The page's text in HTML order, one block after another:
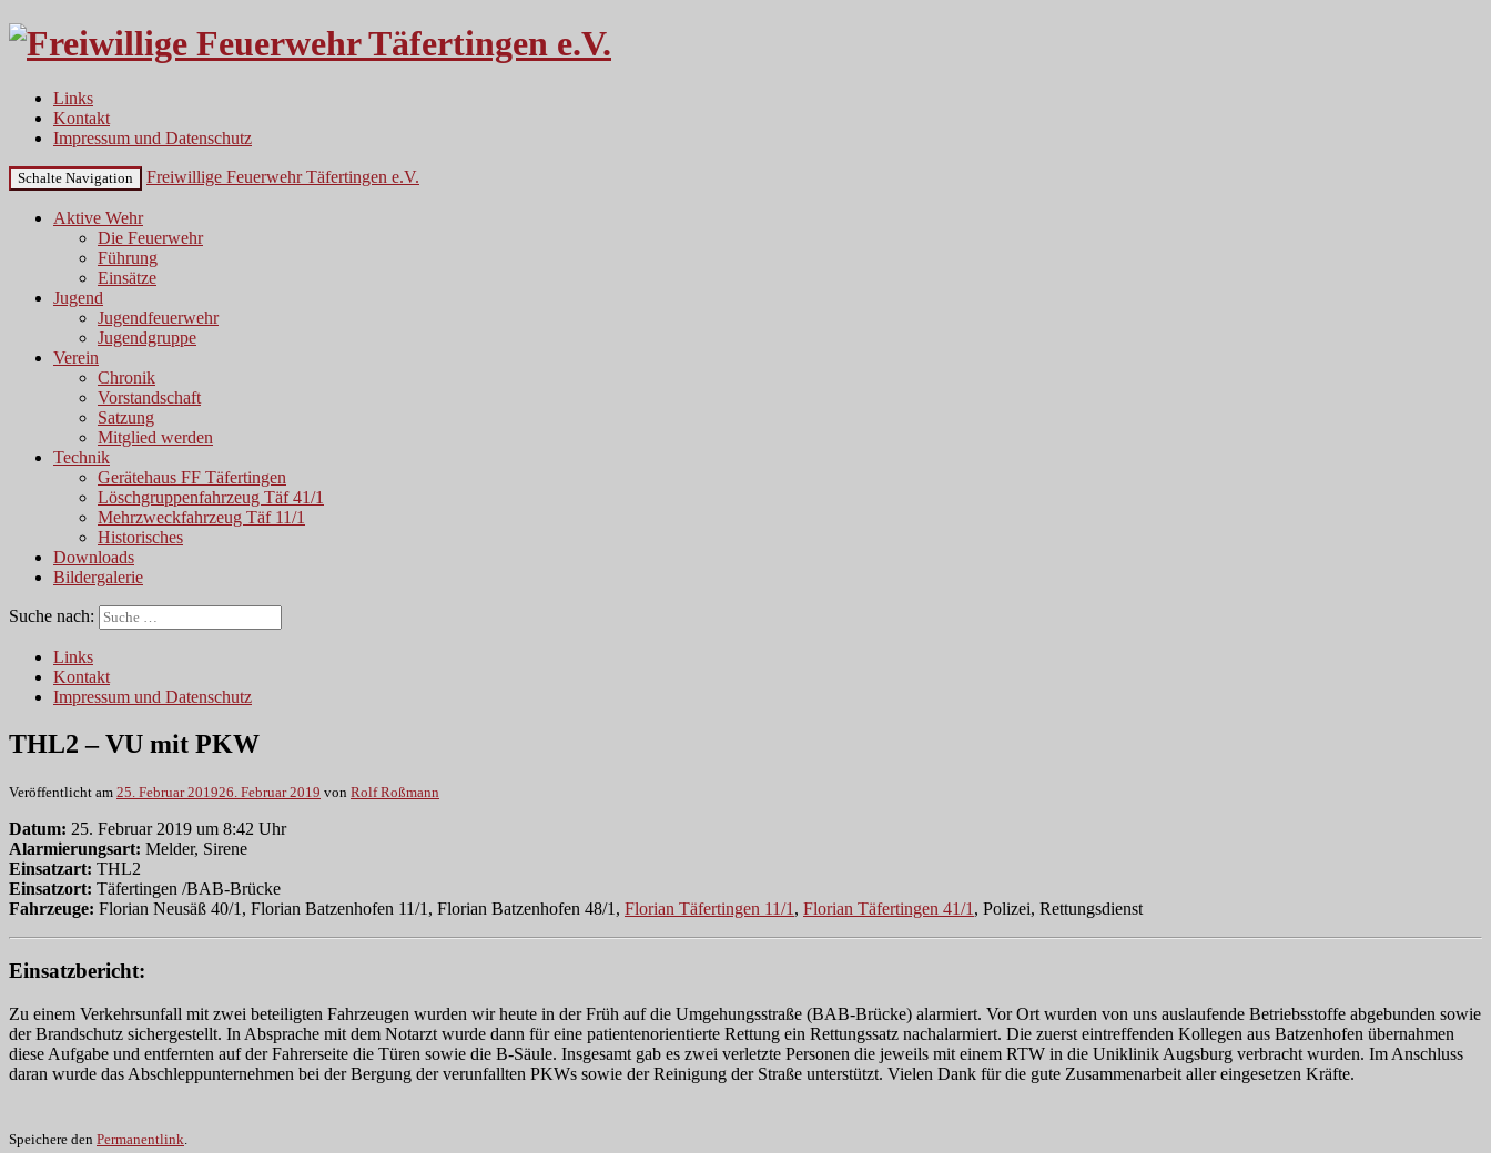
Links
Kontakt
Impressum und Datenschutz
Schalte Navigation Freiwillige Feuerwehr Täfertingen e.V.
Aktive Wehr
Die Feuerwehr
Führung
Einsätze
Jugend
Jugendfeuerwehr
Jugendgruppe
Verein
Chronik
Vorstandschaft
Satzung
Mitglied werden
Technik
Gerätehaus FF Täfertingen
Löschgruppenfahrzeug Täf 41/1
Mehrzweckfahrzeug Täf 11/1
Historisches
Downloads
Bildergalerie
Suche nach:
Links
Kontakt
Impressum und Datenschutz
THL2 – VU mit PKW
Veröffentlicht am 25. Februar 201926. Februar 2019 von Rolf Roßmann
Datum: 25. Februar 2019 um 8:42 Uhr
Alarmierungsart: Melder, Sirene
Einsatzart: THL2
Einsatzort: Täfertingen /BAB-Brücke
Fahrzeuge: Florian Neusäß 40/1, Florian Batzenhofen 11/1, Florian Batzenhofen 48/1, Florian Täfertingen 11/1 , Florian Täfertingen 41/1 , Polizei, Rettungsdienst
Einsatzbericht:
Zu einem Verkehrsunfall mit zwei beteiligten Fahrzeugen wurden wir heute in der Früh auf die Umgehungsstraße (BAB-Brücke) alarmiert. Vor Ort wurden von uns auslaufende Betriebsstoffe abgebunden sowie
der Brandschutz sichergestellt. In Absprache mit dem Notarzt wurde dann für eine patientenorientierte Rettung ein Rettungssatz nachalarmiert. Die zuerst eintreffenden Kollegen aus Batzenhofen übernahmen
diese Aufgabe und entfernten auf der Fahrerseite die Türen sowie die B-Säule. Insgesamt gab es zwei verletzte Personen die jeweils mit einem RTW in die Uniklinik Augsburg verbracht wurden. Im Anschluss
daran wurde das Abschleppunternehmen bei der Bergung der verunfallten PKWs sowie der Reinigung der Straße unterstützt. Vielen Dank für die gute Zusammenarbeit aller eingesetzen Kräfte.
Speichere den Permanentlink.